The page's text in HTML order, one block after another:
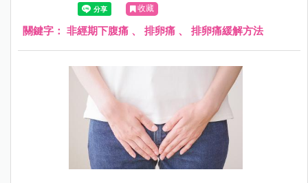
收藏
關鍵字： 非經期下腹痛 、 排卵痛 、 排卵痛緩解方法